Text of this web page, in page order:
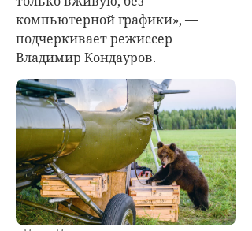
компьютерной графики», —
подчеркивает режиссер
Владимир Кондауров.